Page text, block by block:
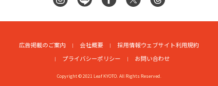
広告掲載のご案内 会社概要 採用情報ウェブサイト利用規約
プライバシーポリシー
お問い合わせ
Copyright © 2021 Leaf KYOTO. All Rights Reserved.